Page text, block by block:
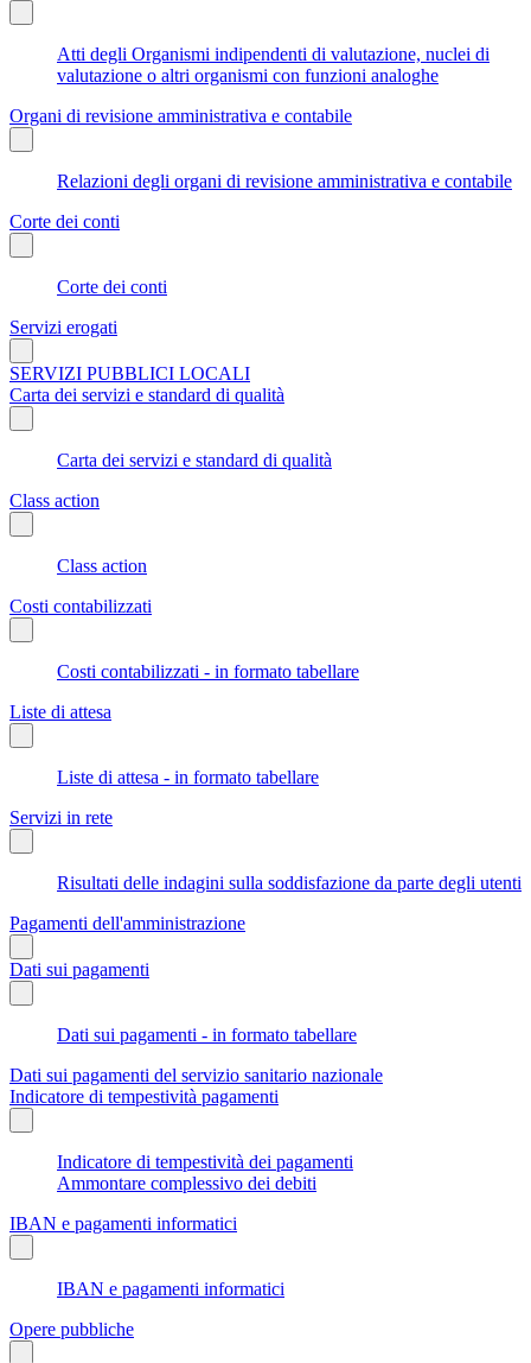
Atti degli Organismi indipendenti di valutazione, nuclei di
valutazione o altri organismi con funzioni analoghe
Organi di revisione amministrativa e contabile
Relazioni degli organi di revisione amministrativa e contabile
Corte dei conti
Corte dei conti
Servizi erogati
SERVIZI PUBBLICI LOCALI
Carta dei servizi e standard di qualità
Carta dei servizi e standard di qualità
Class action
Class action
Costi contabilizzati
Costi contabilizzati - in formato tabellare
Liste di attesa
Liste di attesa - in formato tabellare
Servizi in rete
Risultati delle indagini sulla soddisfazione da parte degli utenti
Pagamenti dell'amministrazione
Dati sui pagamenti
Dati sui pagamenti - in formato tabellare
Dati sui pagamenti del servizio sanitario nazionale
Indicatore di tempestività pagamenti
Indicatore di tempestività dei pagamenti
Ammontare complessivo dei debiti
IBAN e pagamenti informatici
IBAN e pagamenti informatici
Opere pubbliche